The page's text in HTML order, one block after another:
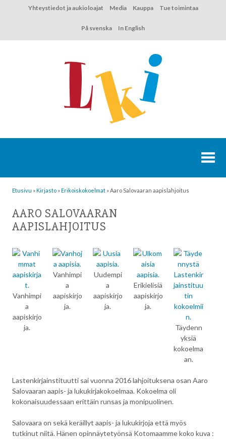
Yhteystiedot ja aukioloajat Media Kauppa Tue toimintaa
På svenska In English
Etusivu »Kirjasto »Erikoiskokoelmat » Aaro Salovaaran aapislahjoitus
AARO SALOVAARAN
AAPISLAHJOITUS
Vanhimpi
a
aapiskirjo
ja.
Vanhimpi
a
aapiskirjo
ja.
Uudempi
a
aapiskirjo
ja.
Erikielisiä
aapiskirjo
ja.
Täydenn
yksiä
kokoelma
an.
Lastenkirjainstituutti sai vuonna 2016 lahjoituksena osan Aaro
Salovaaran aapis- ja lukukirjakokoelmaa. Kokoelma oli
kokonaisuudessaan erittäin runsas ja monipuolinen.
Salovaara on sekä keräillyt aapis- ja lukukirjoja että myös
tutkinut niitä. Hänen opinnäytetyönsä Kotomaamme koko kuva :